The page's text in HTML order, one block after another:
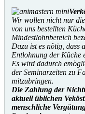
Wir wollen nicht nur
von uns bestellten
Mindestlohnbereich
Dazu ist es nötig, dass
Entlohnung der Küche
Es wird dadurch
der Seminarzeiten zu
mitzubringen.
Die Zahlung der
aktuell üblichen
menschliche